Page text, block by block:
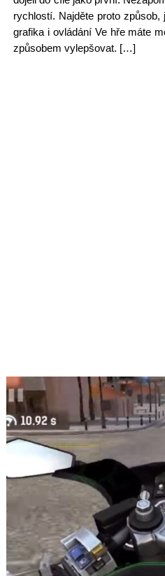
rychlostí. Najděte proto
grafika i ovládání Ve hře máte
způsobem vylepšovat. […]